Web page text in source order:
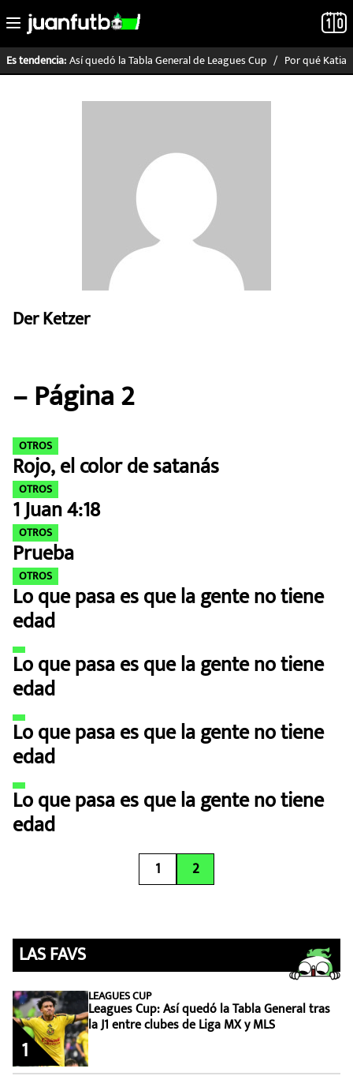
Es tendencia:Así quedó la Tabla General de Leagues Cup Por qué Katia
SELECCIÓN MEXICANA
FUTBOL INTERNACIONAL
FUTBOL ESTUFA
FÓRMULA 1
BOXEO
LIGA MX
NFL
Der Ketzer
– Página 2
OTROS
Rojo, el color de satanás
OTROS
1 Juan 4:18
OTROS
Prueba
OTROS
Lo que pasa es que la gente no tiene
edad
Lo que pasa es que la gente no tiene
edad
Lo que pasa es que la gente no tiene
edad
Lo que pasa es que la gente no tiene
edad
1 2
LAS FAVS
LEAGUES CUP
Leagues Cup: Así quedó la Tabla General tras
la J1 entre clubes de Liga MX y MLS
1